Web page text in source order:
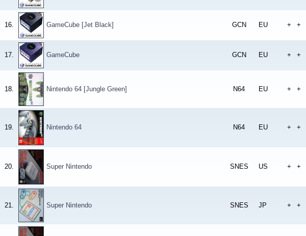
16. GameCube [Jet Black] GCN EU + +
17. GameCube GCN EU + +
18. Nintendo 64 [Jungle Green] N64 EU + +
19. Nintendo 64 N64 EU + +
20. Super Nintendo SNES US + +
21. Super Nintendo SNES JP + +